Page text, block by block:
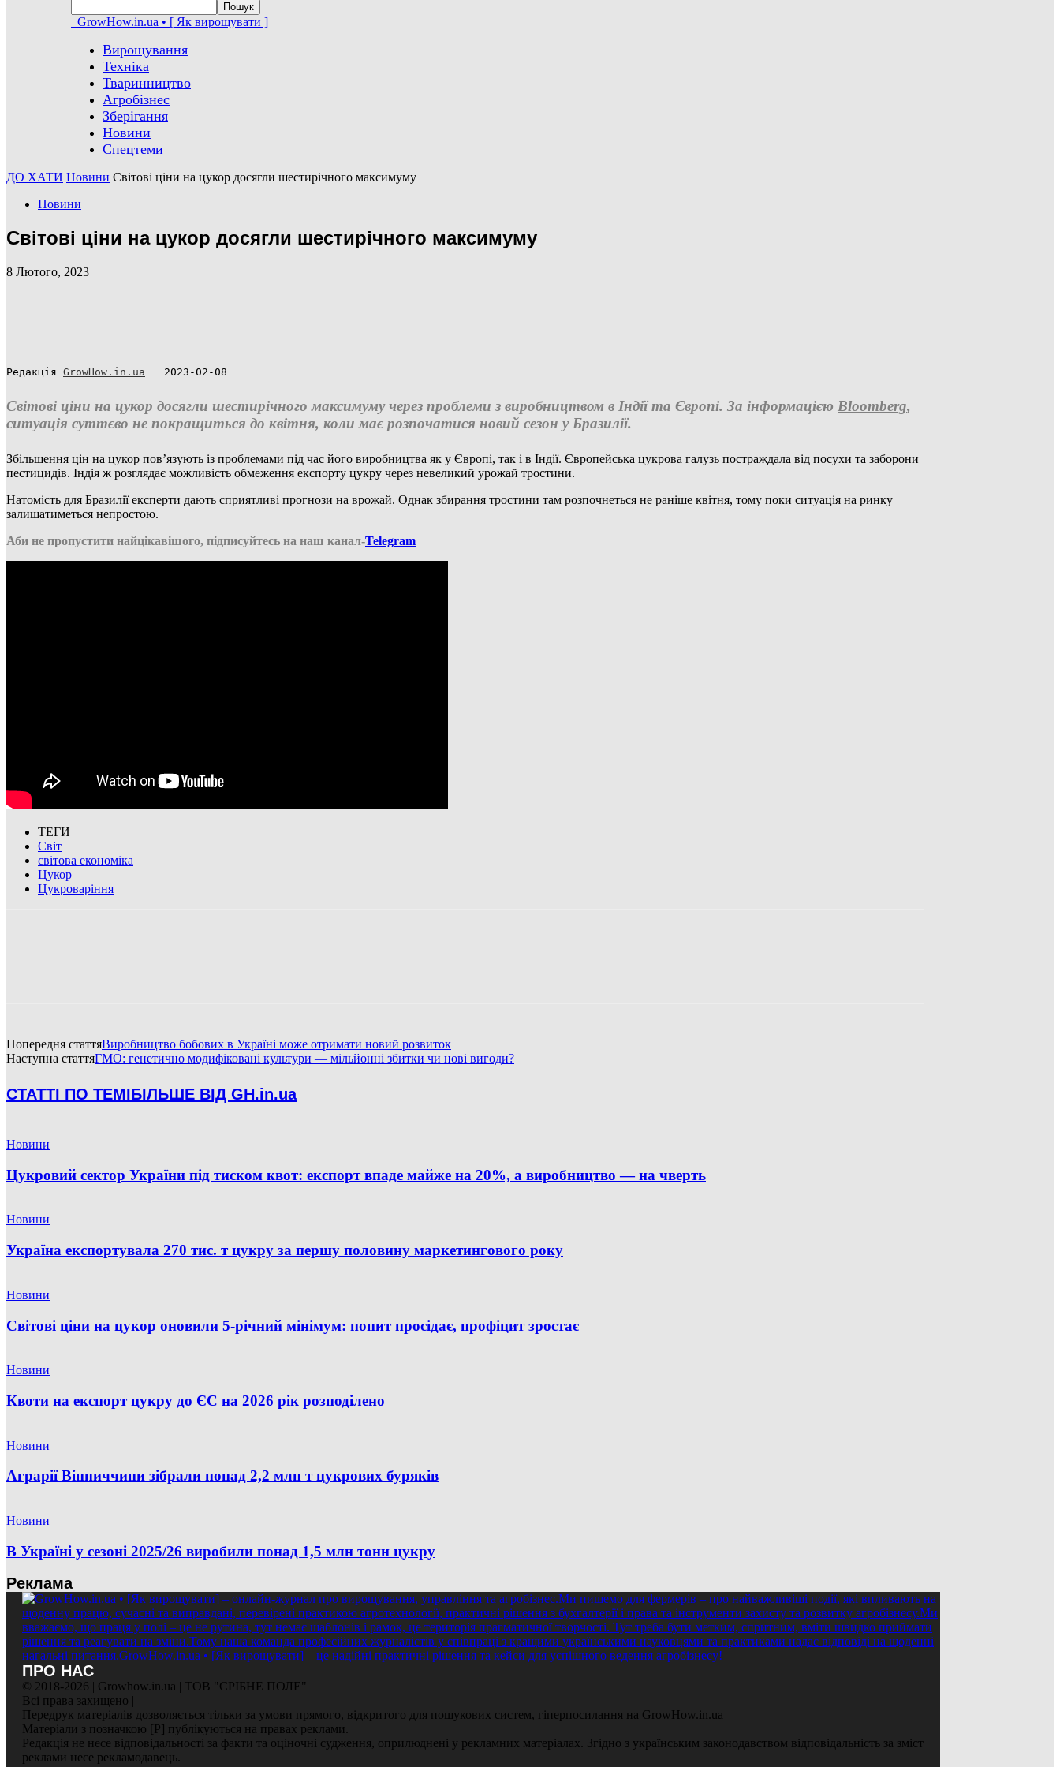
GrowHow.in.ua • [ Як вирощувати ]
Вирощування
Техніка
Тваринництво
Агробізнес
Зберігання
Новини
Спецтеми
ДО ХАТИ Новини Світові ціни на цукор досягли шестирічного максимуму
Новини
Світові ціни на цукор досягли шестирічного максимуму
8 Лютого, 2023
Редакція GrowHow.in.ua 2023-02-08
Світові ціни на цукор досягли шестирічного максимуму через проблеми з виробництвом в Індії та Європі. За інформацією Bloomberg,
ситуація суттєво не покращиться до квітня, коли має розпочатися новий сезон у Бразилії.
Збільшення цін на цукор пов’язують із проблемами під час його виробництва як у Європі, так і в Індії. Європейська цукрова галузь постраждала від посухи та заборони
пестицидів. Індія ж розглядає можливість обмеження експорту цукру через невеликий урожай тростини.
Натомість для Бразилії експерти дають сприятливі прогнози на врожай. Однак збирання тростини там розпочнеться не раніше квітня, тому поки ситуація на ринку
залишатиметься непростою.
Аби не пропустити найцікавішого, підписуйтесь на наш канал-Telegram
ТЕГИ
Світ
світова економіка
Цукор
Цукроваріння
Попередня статтяВиробництво бобових в Україні може отримати новий розвиток
Наступна статтяГМО: генетично модифіковані культури — мільйонні збитки чи нові вигоди?
СТАТТІ ПО ТЕМІБІЛЬШЕ ВІД GH.in.ua
Новини
Цукровий сектор України під тиском квот: експорт впаде майже на 20%, а виробництво — на чверть
Новини
Україна експортувала 270 тис. т цукру за першу половину маркетингового року
Новини
Світові ціни на цукор оновили 5-річний мінімум: попит просідає, профіцит зростає
Новини
Квоти на експорт цукру до ЄС на 2026 рік розподілено
Новини
Аграрії Вінниччини зібрали понад 2,2 млн т цукрових буряків
Новини
В Україні у сезоні 2025/26 виробили понад 1,5 млн тонн цукру
Реклама
ПРО НАС
© 2018-2026 | Growhow.in.ua | ТОВ "СРІБНЕ ПОЛЕ"
Всі права захищено |
Передрук матеріалів дозволяється тільки за умови прямого, відкритого для пошукових систем, гіперпосилання на GrowHow.in.ua
Матеріали з позначкою [Р] публікуються на правах реклами.
Редакція не несе відповідальності за факти та оціночні судження, оприлюднені у рекламних матеріалах. Згідно з українським законодавством відповідальність за зміст
реклами несе рекламодавець.